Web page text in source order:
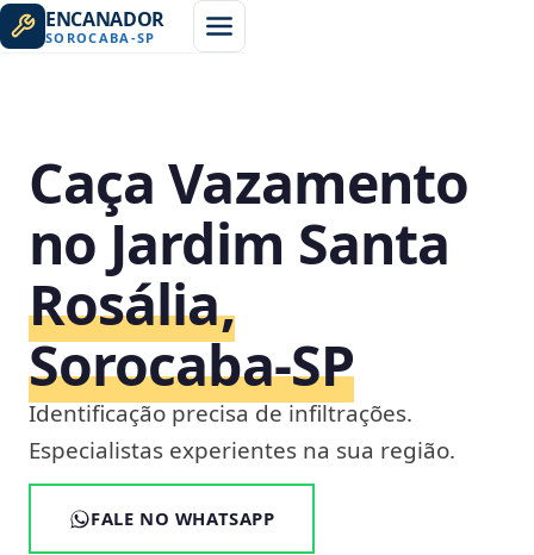
ENCANADOR
SOROCABA -SP
Caça Vazamento
no Jardim Santa
Rosália,
Sorocaba‑SP
Identificação precisa de infiltrações.
Especialistas experientes na sua região.
FALE NO WHATSAPP